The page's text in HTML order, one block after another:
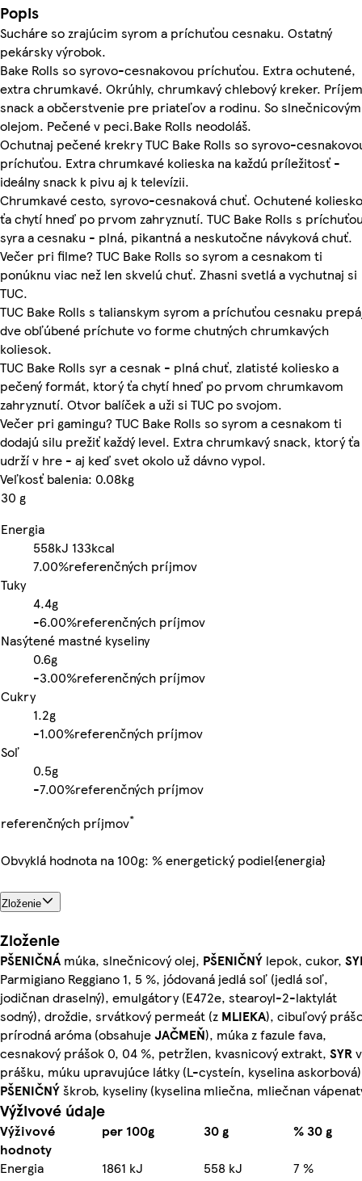
Popis
Sucháre so zrajúcim syrom a príchuťou cesnaku. Ostatný
pekársky výrobok.
Bake Rolls so syrovo-cesnakovou príchuťou. Extra ochutené,
extra chrumkavé. Okrúhly, chrumkavý chlebový kreker.
snack a občerstvenie pre priateľov a rodinu. So slnečnicovým
olejom. Pečené v peci.Bake Rolls neodoláš.
Ochutnaj pečené krekry TUC Bake Rolls so syrovo-
príchuťou. Extra chrumkavé kolieska na každú príležitosť -
ideálny snack k pivu aj k televízii.
Chrumkavé cesto, syrovo-cesnaková chuť. Ochutené koliesko
ťa chytí hneď po prvom zahryznutí. TUC Bake Rolls s
syra a cesnaku - plná, pikantná a neskutočne návyková chuť.
Večer pri filme? TUC Bake Rolls so syrom a cesnakom ti
ponúknu viac než len skvelú chuť. Zhasni svetlá a vychutnaj si
TUC.
TUC Bake Rolls s talianskym syrom a príchuťou cesnaku
dve obľúbené príchute vo forme chutných chrumkavých
koliesok.
TUC Bake Rolls syr a cesnak - plná chuť, zlatisté koliesko a
pečený formát, ktorý ťa chytí hneď po prvom chrumkavom
zahryznutí. Otvor balíček a uži si TUC po svojom.
Večer pri gamingu? TUC Bake Rolls so syrom a cesnakom ti
dodajú silu prežiť každý level. Extra chrumkavý snack, ktorý ťa
udrží v hre - aj keď svet okolo už dávno vypol.
Veľkosť balenia: 0.08kg
30 g
Energia
558kJ 133kcal
7.00%referenčných príjmov
Tuky
4.4g
-6.00%referenčných príjmov
Nasýtené mastné kyseliny
0.6g
-3.00%referenčných príjmov
Cukry
1.2g
-1.00%referenčných príjmov
Soľ
0.5g
-7.00%referenčných príjmov
referenčných príjmov*
Obvyklá hodnota na 100g: % energetický podiel{energia}
Zloženie
Zloženie
PŠENIČNÁ múka, slnečnicový olej, PŠENIČNÝ lepok, cukor,
Parmigiano Reggiano 1, 5 %, jódovaná jedlá soľ (jedlá soľ,
jodičnan draselný), emulgátory (E472e, stearoyl-2-laktylát
sodný), droždie, srvátkový permeát (z MLIEKA), cibuľový
prírodná aróma (obsahujeJAČMEŇ), múka z fazule fava,
cesnakový prášok 0, 04 %, petržlen, kvasnicový extrakt, SYRv
prášku, múku upravujúce látky (L-cysteín, kyselina
PŠENIČNÝškrob, kyseliny (kyselina mliečna, mliečnan
Výživové údaje
Výživové
hodnoty
per 100g 30 g
% 30 g
Energia
1861 kJ 558 kJ
7 %